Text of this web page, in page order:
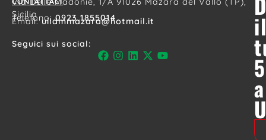
Sicilia
Telefono:0923 1855014
Email: uildmmazara@hotmail.it
Seguici sui social:
a